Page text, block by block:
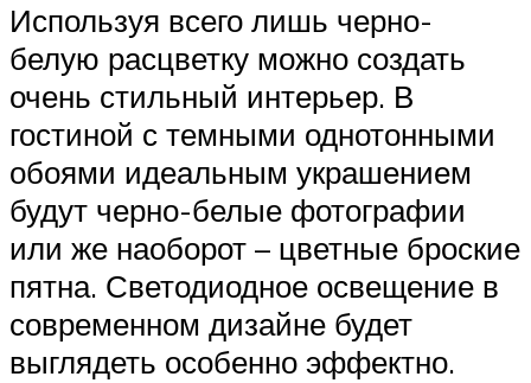
Используя всего лишь черно-
белую расцветку можно создать
очень стильный интерьер. В
гостиной с темными однотонными
обоями идеальным украшением
будут черно-белые фотографии
или же наоборот – цветные броские
пятна. Светодиодное освещение в
современном дизайне будет
выглядеть особенно эффектно.